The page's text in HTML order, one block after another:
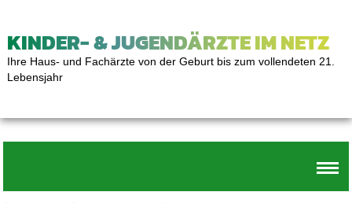
KINDER- & JUGENDÄRZTE IM NETZ
Ihre Haus- und Fachärzte von der Geburt bis zum vollendeten 21.
Lebensjahr